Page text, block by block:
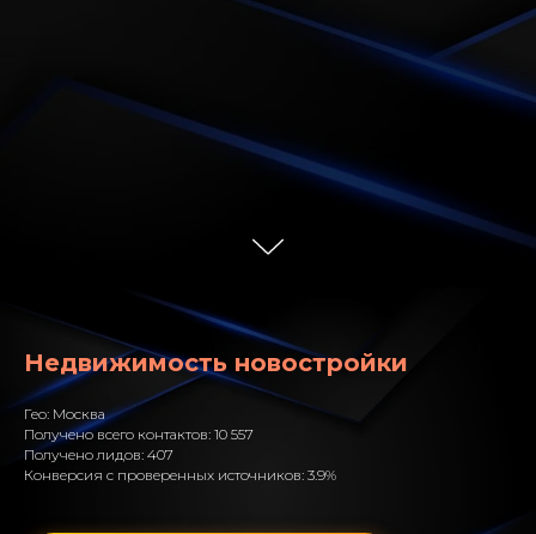
Недвижимость новостройки
Гео: Москва
Получено всего контактов: 10 557
Получено лидов: 407
Конверсия с проверенных источников: 3.9%